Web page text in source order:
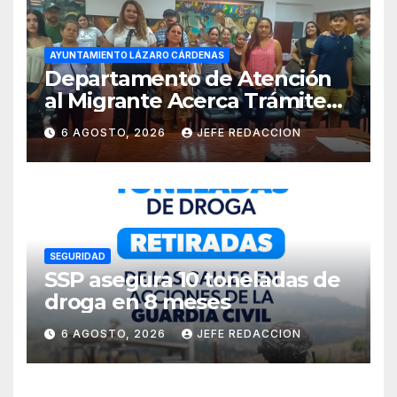
AYUNTAMIENTO LÁZARO CÁRDENAS
Departamento de Atención
al Migrante Acerca Trámite
de Pasaportes
Estadounidenses a
Residentes de Lázaro
Cárdenas
6 AGOSTO, 2026 JEFE REDACCION
SEGURIDAD
SSP asegura 10 toneladas de
droga en 8 meses
6 AGOSTO, 2026 JEFE REDACCION